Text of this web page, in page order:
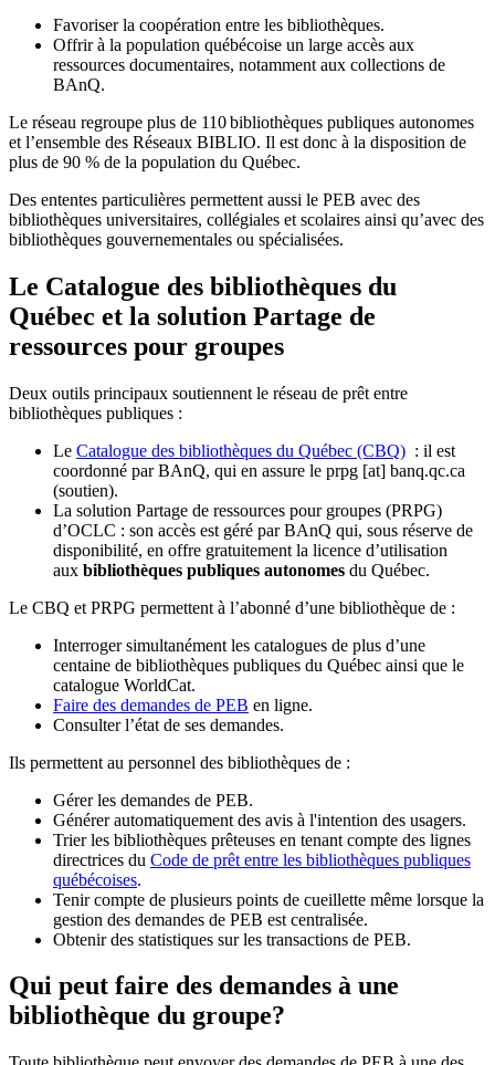
Favoriser la coopération entre les bibliothèques.
Offrir à la population québécoise un large accès aux
ressources documentaires, notamment aux collections de
BAnQ.
Le réseau regroupe plus de 110bibliothèques publiques autonomes
et l’ensemble des Réseaux BIBLIO. Il est donc à la disposition de
plus de 90 % de la population du Québec.
Des ententes particulières permettent aussi le PEB avec des
bibliothèques universitaires, collégiales et scolaires ainsi qu’avec des
bibliothèques gouvernementales ou spécialisées.
Le Catalogue des bibliothèques du
Québec et la solution Partage de
ressources pour groupes
Deux outils principaux soutiennent le réseau de prêt entre
bibliothèques publiques :
Le Catalogue des bibliothèques du Québec (CBQ) : il est
coordonné par BAnQ, qui en assure le prpg [at] banq.qc.ca
(soutien).
La solution Partage de ressources pour groupes (PRPG)
d’OCLC : son accès est géré par BAnQ qui, sous réserve de
disponibilité, en offre gratuitement la licence d’utilisation
aux bibliothèques publiques autonomes du Québec.
Le CBQ et PRPG permettent à l’abonné d’une bibliothèque de :
Interroger simultanément les catalogues de plus d’une
centaine de bibliothèques publiques du Québec ainsi que le
catalogue WorldCat.
Faire des demandes de PEB en ligne.
Consulter l’état de ses demandes.
Ils permettent au personnel des bibliothèques de :
Gérer les demandes de PEB.
Générer automatiquement des avis à l'intention des usagers.
Trier les bibliothèques prêteuses en tenant compte des lignes
directrices du Code de prêt entre les bibliothèques publiques
québécoises.
Tenir compte de plusieurs points de cueillette même lorsque la
gestion des demandes de PEB est centralisée.
Obtenir des statistiques sur les transactions de PEB.
Qui peut faire des demandes à une
bibliothèque du groupe?